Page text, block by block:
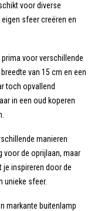
voor diverse
sfeer creëren en
voor verschillende
van 15 cm en een
toch opvallend
in een oud koperen
manieren
voor de oprijlaan, maar
je inspireren door de
unieke sfeer.
markante buitenlamp